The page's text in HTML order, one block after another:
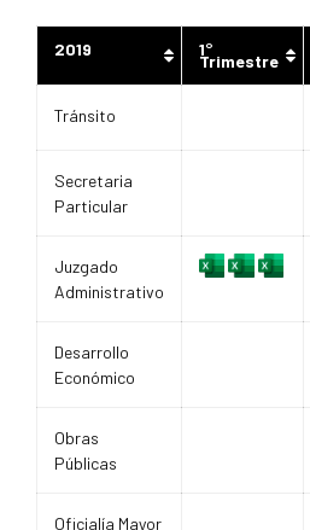
2019 1°
Trimestre
Tránsito
Secretaria
Particular
Juzgado
Administrativo
Desarrollo
Económico
Obras
Públicas
Oficialía Mayor